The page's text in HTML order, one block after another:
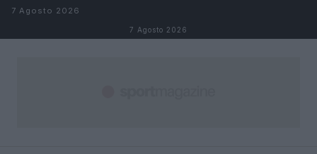
Salta al contenuto
7 Agosto 2026
7 Agosto 2026